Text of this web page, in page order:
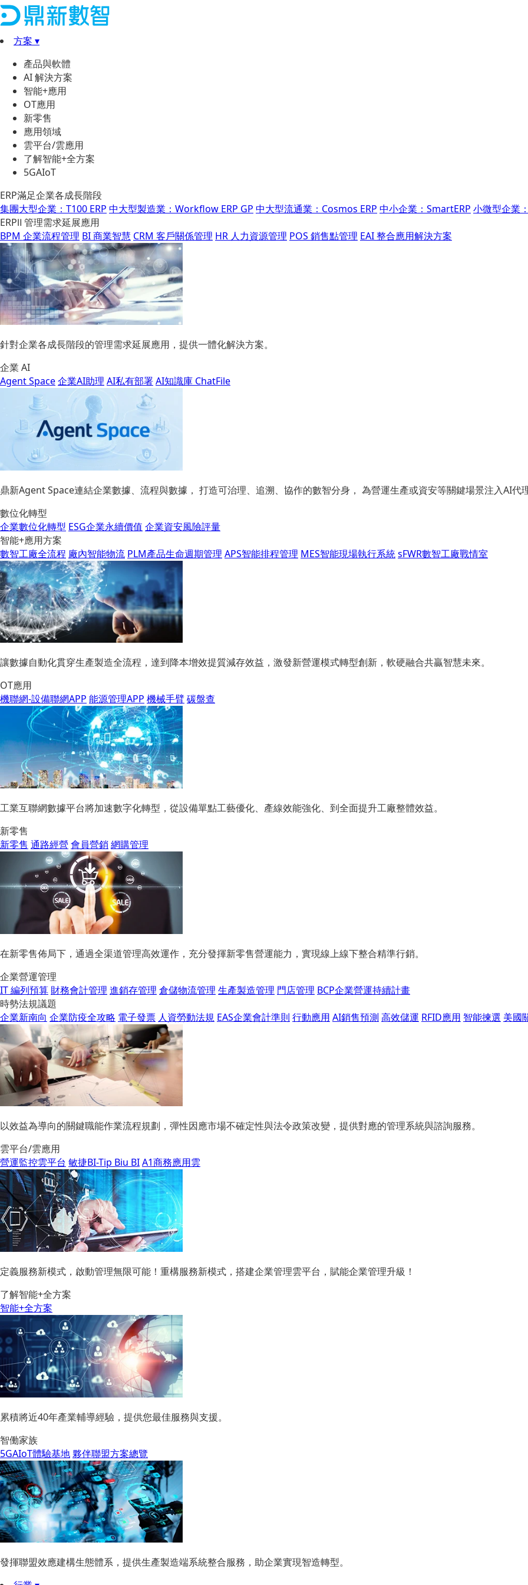
方案 ▾
產品與軟體
AI 解決方案
智能+應用
OT應用
新零售
應用領域
雲平台/雲應用
了解智能+全方案
5GAIoT
ERP滿足企業各成長階段
集團大型企業：T100 ERP 中大型製造業：Workflow ERP GP 中大型流通業：Cosmos ERP 中小企業：SmartERP 小微型企業
ERPⅡ 管理需求延展應用
BPM 企業流程管理 BI 商業智慧 CRM 客戶關係管理 HR 人力資源管理 POS 銷售點管理 EAI 整合應用解決方案
針對企業各成長階段的管理需求延展應用，提供一體化解決方案。
企業 AI
Agent Space企業AI助理 AI私有部署AI知識庫 ChatFile
鼎新Agent Space連結企業數據、流程與數據， 打造可治理、追溯、協作的數智分身， 為營運生產或資安等關鍵場景注入AI代
數位化轉型
企業數位化轉型 ESG企業永續價值 企業資安風險評量
智能+應用方案
數智工廠全流程 廠內智能物流 PLM產品生命週期管理 APS智能排程管理 MES智能現場執行系統sFWR數智工廠戰情室
讓數據自動化貫穿生產製造全流程，達到降本增效提質減存效益，激發新營運模式轉型創新，軟硬融合共贏智慧未來。
OT應用
機聯網-設備聯網APP 能源管理APP 機械手臂碳盤查
工業互聯網數據平台將加速數字化轉型，從設備單點工藝優化、產線效能強化、到全面提升工廠整體效益。
新零售
新零售 通路經營會員營銷網購管理
在新零售佈局下，通過全渠道管理高效運作，充分發揮新零售營運能力，實現線上線下整合精準行銷。
企業營運管理
IT 編列預算 財務會計管理 進銷存管理 倉儲物流管理 生產製造管理 門店管理 BCP企業營運持續計畫
時勢法規議題
企業新南向 企業防疫全攻略 電子發票 人資勞動法規 EAS企業會計準則 行動應用 AI銷售預測 高效儲運 RFID應用 智能揀選 美國
以效益為導向的關鍵職能作業流程規劃，彈性因應市場不確定性與法令政策改變，提供對應的管理系統與諮詢服務。
雲平台/雲應用
營運監控雲平台 敏捷BI-Tip Biu BIA1商務應用雲
定義服務新模式，啟動管理無限可能！重構服務新模式，搭建企業管理雲平台，賦能企業管理升級！
了解智能+全方案
智能+全方案
累積將近40年產業輔導經驗，提供您最佳服務與支援。
智働家族
5GAIoT體驗基地夥伴聯盟方案總覽
發揮聯盟效應建構生態體系，提供生產製造端系統整合服務，助企業實現智造轉型。